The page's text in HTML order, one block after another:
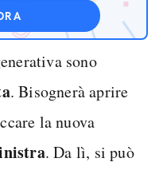
sono
. Bisognerà aprire
la nuova
. Da lì, si può